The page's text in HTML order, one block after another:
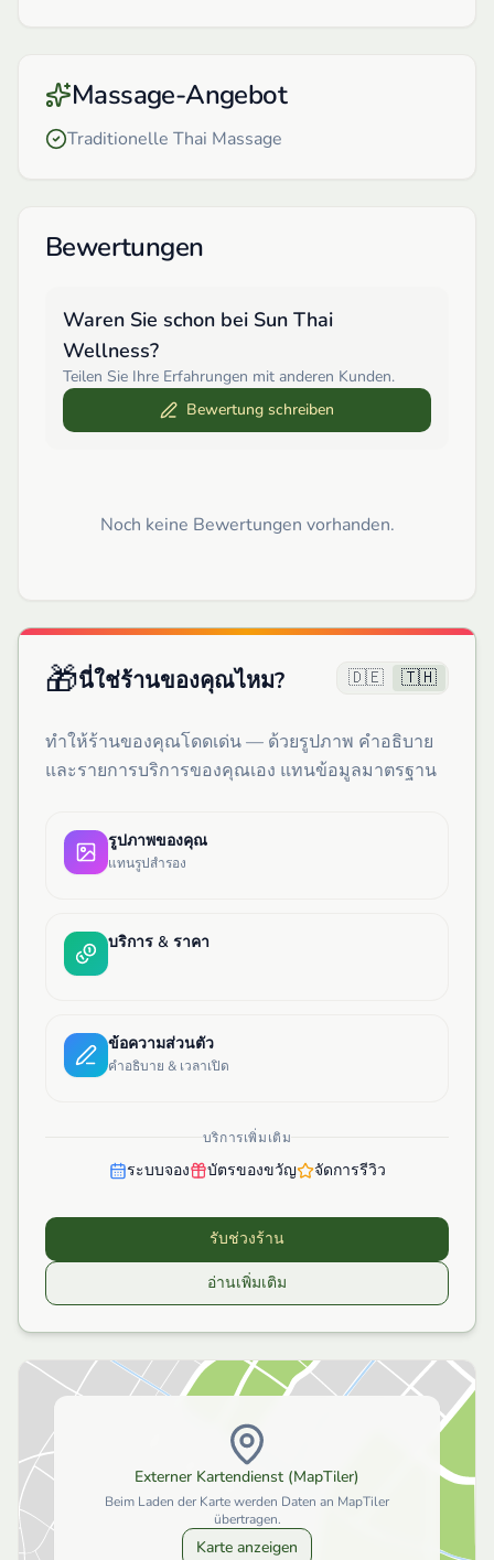
Massage-Angebot
Traditionelle Thai Massage
Bewertungen
Waren Sie schon bei Sun Thai
Wellness?
Teilen Sie Ihre Erfahrungen mit anderen Kunden.
Bewertung schreiben
Noch keine Bewertungen vorhanden.
🎁นี่ใช่ร้านของคุณไหม? 🇩🇪 🇹🇭
ทำให้ร้านของคุณโดดเด่น — ด้วยรูปภาพ คำอธิบาย
และรายการบริการของคุณเอง แทนข้อมูลมาตรฐาน
รูปภาพของคุณ
แทนรูปสำรอง
บริการ & ราคา
ข้อความส่วนตัว
คำอธิบาย & เวลาเปิด
บริการเพิ่มเติม
ระบบจอง บัตรของขวัญ จัดการรีวิว
รับช่วงร้าน
อ่านเพิ่มเติม
Externer Kartendienst (MapTiler)
Beim Laden der Karte werden Daten an MapTiler
übertragen.
Karte anzeigen